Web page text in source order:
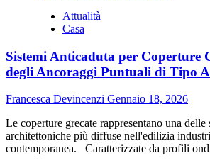
Guida
Completa
Svapo
per
Principianti:
Come
Iniziare
nel
Modo
Giusto
Attualità
Casa
Sistemi Anticaduta per Coperture
degli Ancoraggi Puntuali di Tipo A
Francesca Devincenzi Gennaio 18, 2026
Le coperture grecate rappresentano una delle
architettoniche più diffuse nell'edilizia
contemporanea. Caratterizzate da profili